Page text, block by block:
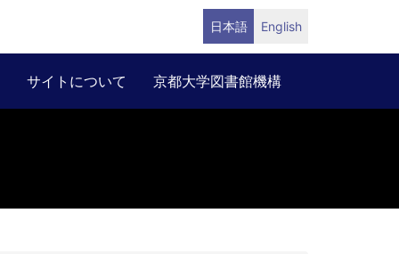
日本語 English
サイトについて 京都大学図書館機構